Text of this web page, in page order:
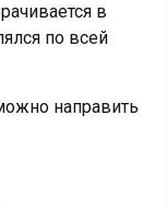
в
по всей
направить